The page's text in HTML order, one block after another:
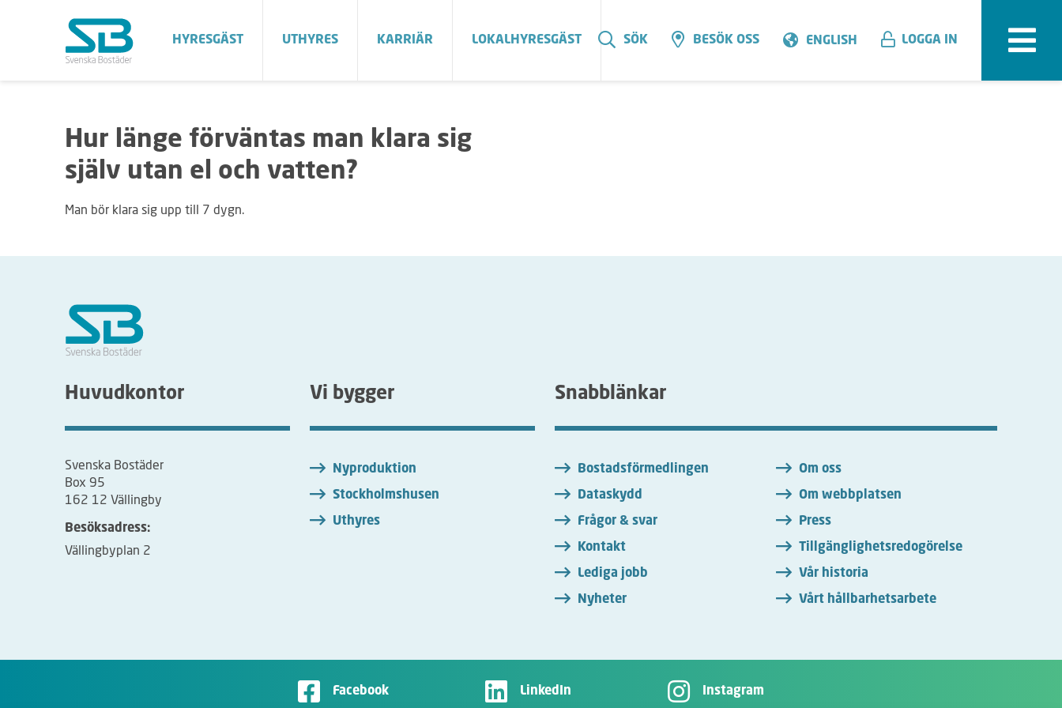
HYRESGÄST UTHYRES KARRIÄR LOKALHYRESGÄST SÖK BESÖK OSS ENGLISH LOGGA IN
Hur länge förväntas man klara sig
själv utan el och vatten?
Man bör klara sig upp till 7 dygn.
Huvudkontor
Svenska Bostäder
Box 95
162 12 Vällingby
Besöksadress:
Vällingbyplan 2
Vi bygger
Nyproduktion
Stockholmshusen
Uthyres
Snabblänkar
Bostadsförmedlingen
Dataskydd
Frågor & svar
Kontakt
Lediga jobb
Nyheter
Om oss
Om webbplatsen
Press
Tillgänglighetsredogörelse
Vår historia
Vårt hållbarhetsarbete
Facebook LinkedIn Instagram